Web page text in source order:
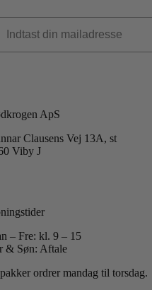
ApS
Clausens Vej 13A, st
Viby J
– Fre: kl. 9 – 15
& Søn: Aftale
ordrer mandag til torsdag.